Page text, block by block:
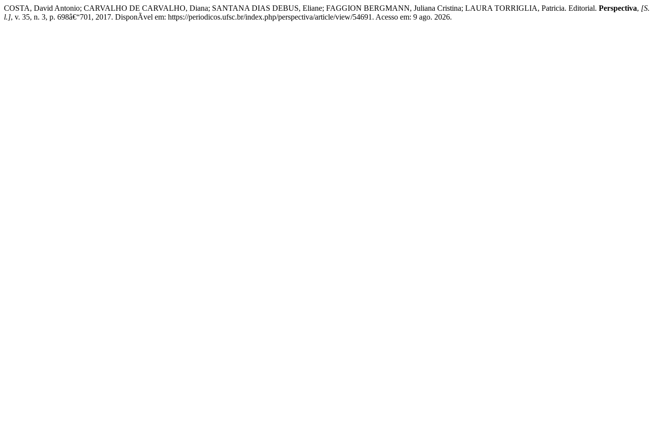
COSTA, David Antonio; CARVALHO DE CARVALHO, Diana; SANTANA DIAS DEBUS, Eliane; FAGGION BERGMANN, Juliana Cristina; LAURA TORRIGLIA, Patricia. Editorial. Perspectiva, [S.
l.], v. 35, n. 3, p. 698â€“701, 2017. DisponÃ­vel em: https://periodicos.ufsc.br/index.php/perspectiva/article/view/54691. Acesso em: 9 ago. 2026.